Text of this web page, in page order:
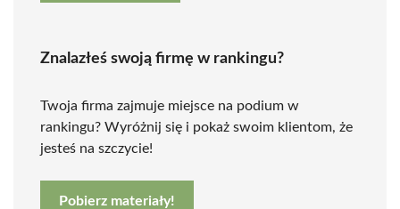
Znalazłeś swoją firmę w rankingu?
Twoja firma zajmuje miejsce na podium w
rankingu? Wyróżnij się i pokaż swoim klientom, że
jesteś na szczycie!
Pobierz materiały!